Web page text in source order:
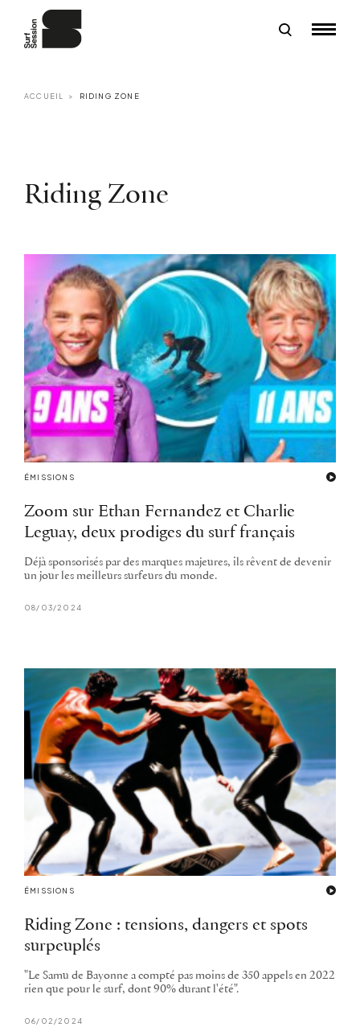
ACCUEIL RIDING ZONE
Riding Zone
ÉMISSIONS
Zoom sur Ethan Fernandez et Charlie
Leguay, deux prodiges du surf français
Déjà sponsorisés par des marques majeures, ils rêvent de devenir
un jour les meilleurs surfeurs du monde.
08/03/2024
ÉMISSIONS
Riding Zone : tensions, dangers et spots
surpeuplés
"Le Samu de Bayonne a compté pas moins de 350 appels en 2022
rien que pour le surf, dont 90% durant l'été".
06/02/2024